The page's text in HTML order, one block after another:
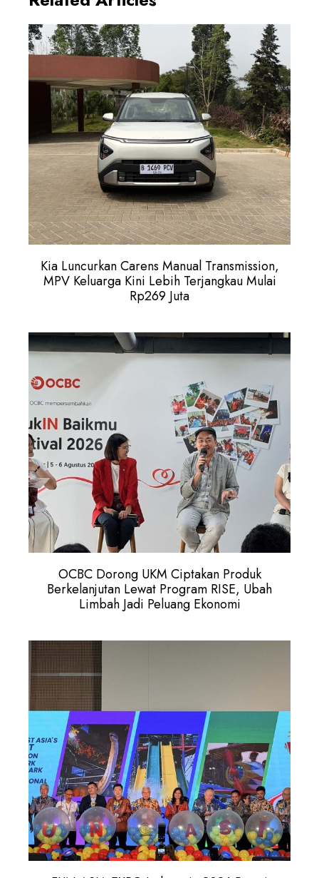
Kia Luncurkan Carens Manual Transmission,
MPV Keluarga Kini Lebih Terjangkau Mulai
Rp269 Juta
OCBC Dorong UKM Ciptakan Produk
Berkelanjutan Lewat Program RISE, Ubah
Limbah Jadi Peluang Ekonomi